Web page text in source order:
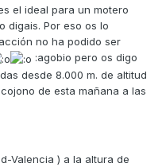
el ideal para un motero
digais. Por eso os lo
no ha podido ser
:agobio pero os digo
desde 8.000 m. de altitud
de esta mañana a las
Valencia ) a la altura de